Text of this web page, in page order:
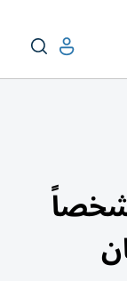
شخصاً